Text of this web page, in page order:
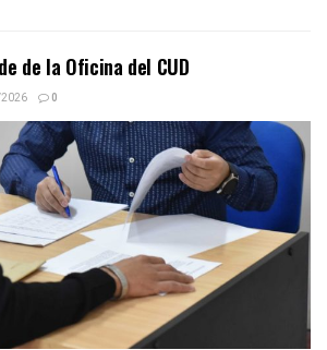
de la Oficina del CUD
0